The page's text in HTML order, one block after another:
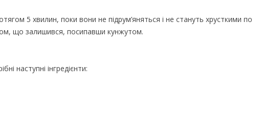
5 хвилин, поки вони не підрум’яняться і не стануть хрусткими по
що залишився, посипавши кунжутом.
наступні інгредієнти: